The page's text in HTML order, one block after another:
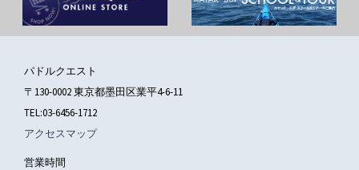
パドルクエスト
〒130-0002 東京都墨田区業平4-6-11
TEL:03-6456-1712
アクセスマップ
営業時間